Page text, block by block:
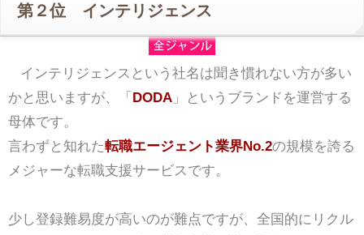
第２位 インテリジェンス
インテリジェンスという社名は聞き慣れない方が多い
かと思いますが、「 DODA」というブランドを運営する
母体です。
言わずと知れた転職エージェント業界No.2の規模を誇る
メジャーな転職支援サービスです。
少し登録難易度が高いのが難点ですが、全国的にリクル